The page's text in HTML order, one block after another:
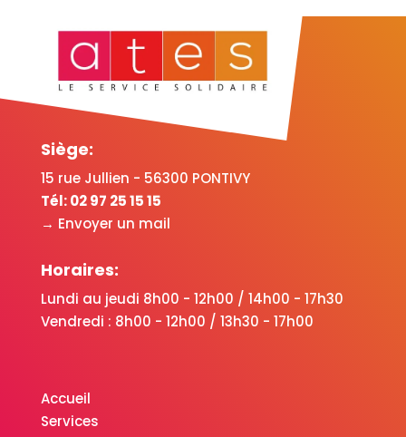
Siège:
15 rue Jullien - 56300 PONTIVY
Tél:02 97 25 15 15
→ Envoyer un mail
Horaires:
Lundi au jeudi 8h00 - 12h00 / 14h00 - 17h30
Vendredi : 8h00 - 12h00 / 13h30 - 17h00
Accueil
Services